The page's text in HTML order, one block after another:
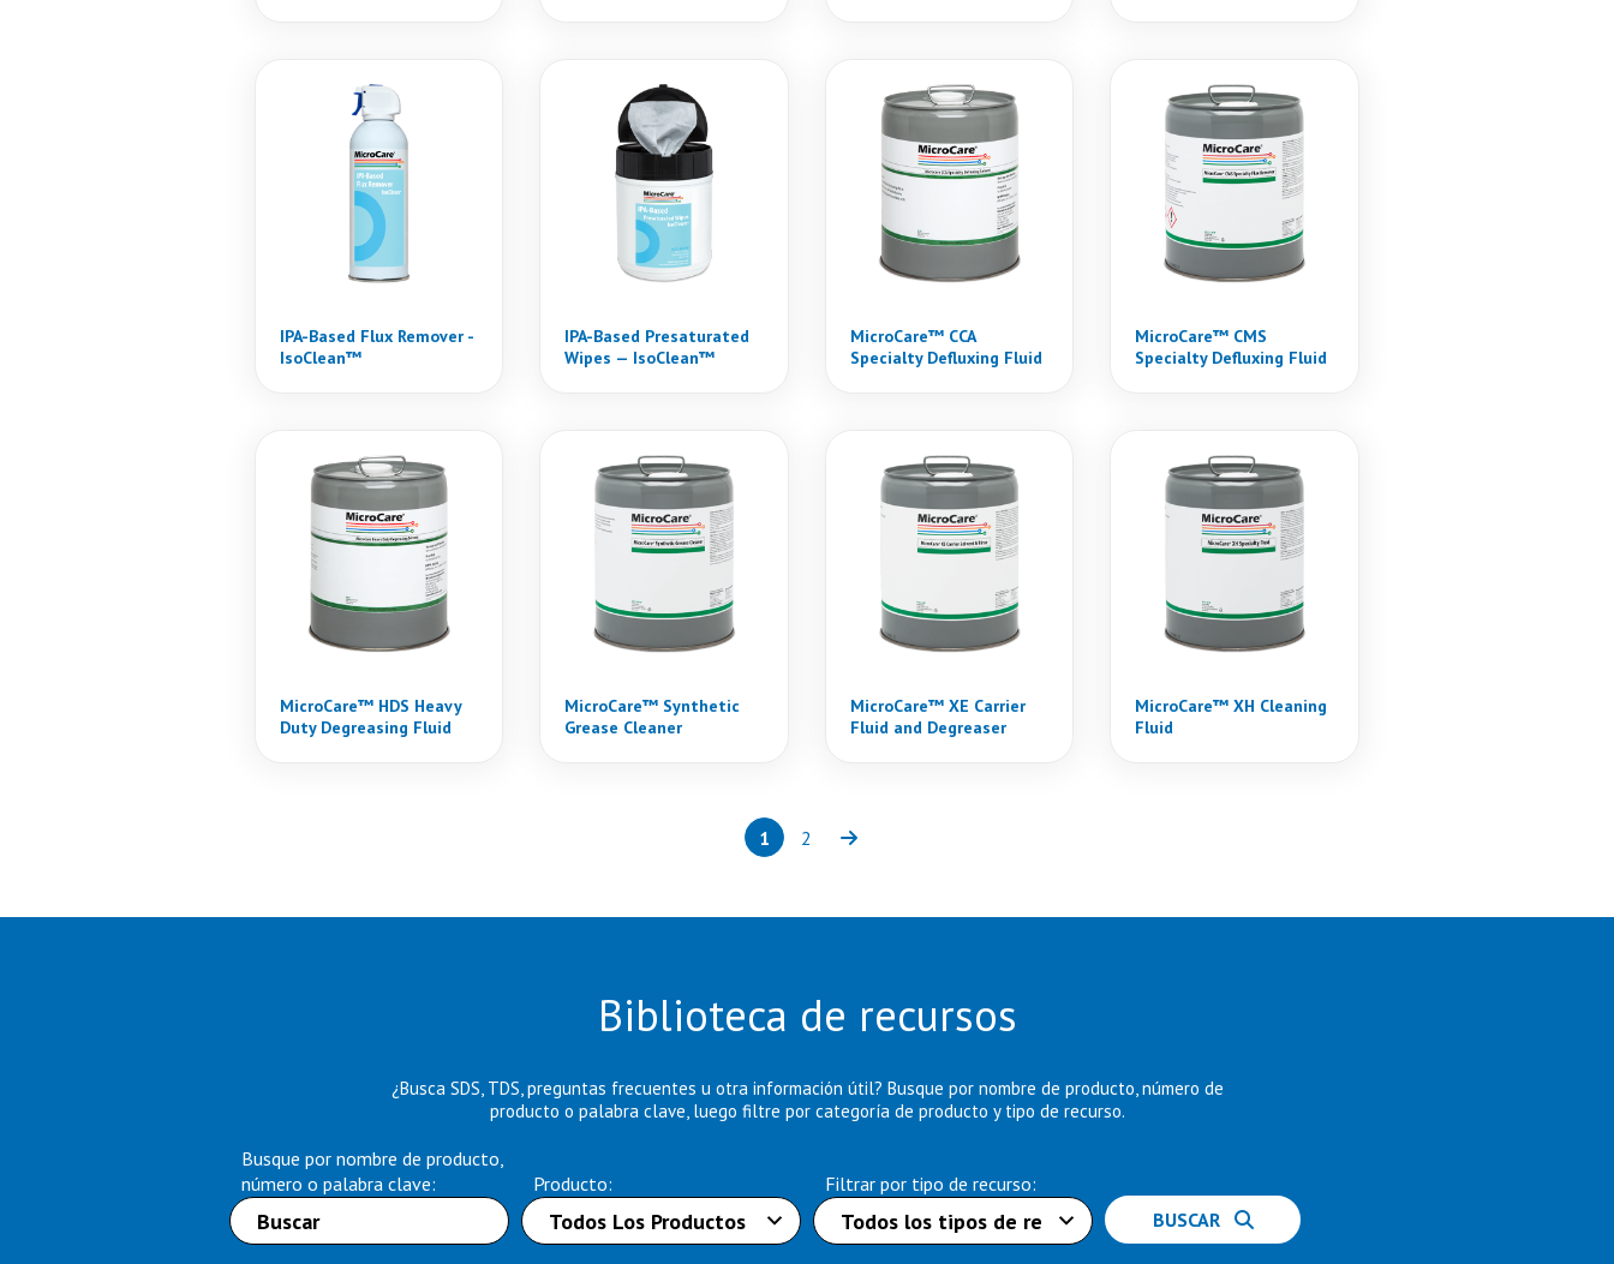
IPA-Based Flux Remover -
IsoClean™
IPA-Based Presaturated
Wipes — IsoClean™
MicroCare™ CCA
Specialty Defluxing Fluid
MicroCare™ CMS
Specialty Defluxing Fluid
MicroCare™ HDS Heavy
Duty Degreasing Fluid
MicroCare™ Synthetic
Grease Cleaner
MicroCare™ XE Carrier
Fluid and Degreaser
MicroCare™ XH Cleaning
Fluid
Page
1(current)
Page
2 Next
Biblioteca de recursos
¿Busca SDS, TDS, preguntas frecuentes u otra información útil? Busque por nombre de producto, número de
producto o palabra clave, luego filtre por categoría de producto y tipo de recurso.
Busque por nombre de producto,
número o palabra clave:
Producto:
Filtrar por tipo de recurso: